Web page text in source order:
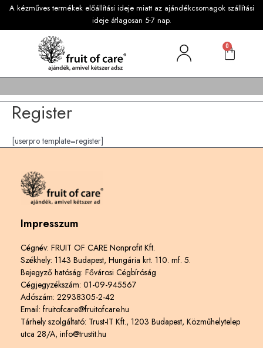
A kézműves termékek előállítási ideje miatt az ajándékcsomagok szállítási
ideje átlagosan 5-7 nap.
0
Register
[userpro template=register]
Impresszum
Cégnév: FRUIT OF CARE Nonprofit Kft.
Székhely: 1143 Budapest, Hungária krt. 110. mf. 5.
Bejegyző hatóság: Fővárosi Cégbíróság
Cégjegyzékszám: 01-09-945567
Adószám: 22938305-2-42
Email: fruitofcare@fruitofcare.hu
Tárhely szolgáltató: Trust-IT Kft., 1203 Budapest, Közműhelytelep
utca 28/A, info@trustit.hu